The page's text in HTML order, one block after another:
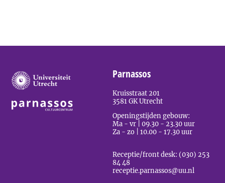
Parnassos
Kruisstraat 201
3581 GK Utrecht
Openingstijden gebouw:
Ma - vr | 09.30 - 23.30 uur
Za - zo | 10.00 - 17.30 uur
Receptie/front desk: (030) 253
84 48
receptie.parnassos@uu.nl